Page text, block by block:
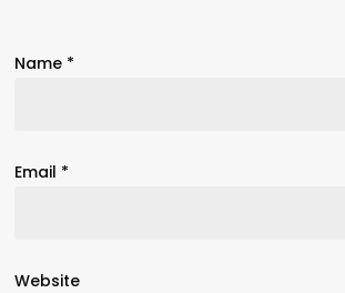
Name *
Email *
Website